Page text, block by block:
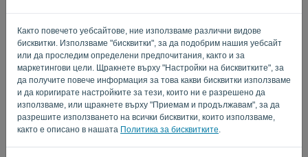
Както повечето уебсайтове, ние използваме различни видове
бисквитки. Използваме "бисквитки", за да подобрим нашия уебсайт
или да проследим определени предпочитания, както и за
маркетингови цели. Щракнете върху "Настройки на бисквитките", за
да получите повече информация за това какви бисквитки използваме
и да коригирате настройките за тези, които ни е разрешено да
използваме, или щракнете върху "Приемам и продължавам", за да
разрешите използването на всички бисквитки, които използваме,
както е описано в нашата Политика за бисквитките
Запомни ме Забравена парола?
ВЛИЗАНЕ